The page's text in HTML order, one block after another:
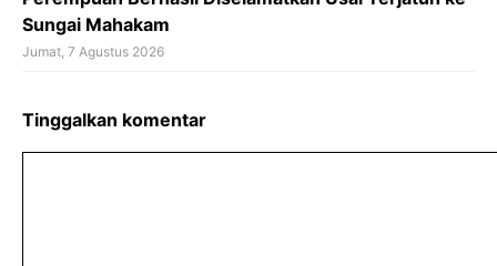
Sungai Mahakam
Jumat, 7 Agustus 2026
Tinggalkan komentar